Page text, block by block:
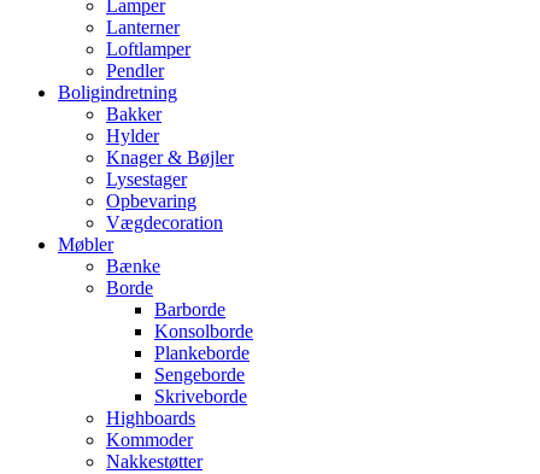
Lamper
Lanterner
Loftlamper
Pendler
Boligindretning
Bakker
Hylder
Knager & Bøjler
Lysestager
Opbevaring
Vægdecoration
Møbler
Bænke
Borde
Barborde
Konsolborde
Plankeborde
Sengeborde
Skriveborde
Highboards
Kommoder
Nakkestøtter